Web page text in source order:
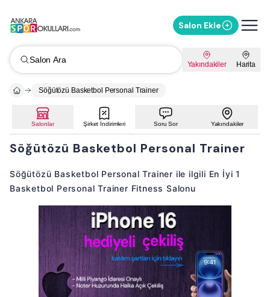
Salon Ekle
Salon Ara Yakındakiler Harita
Söğütözü Basketbol Personal Trainer
Salonlar Şirket İndirimleri Soru Sor Yakındakiler
Söğütözü Basketbol Personal Trainer
Söğütözü Basketbol Personal Trainer ile ilgili En İyi 1
Basketbol Personal Trainer Fitness Salonu